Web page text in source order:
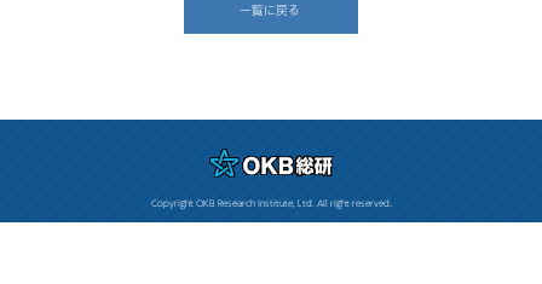
一覧に戻る
Copyright OKB Research Institute, Ltd. All right reserved.